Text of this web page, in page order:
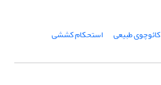
کائوچوی طبیعی استحکام کششی